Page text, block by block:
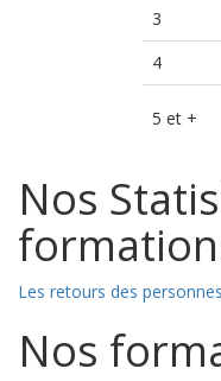
3
4
5 et +
Nos
Les retours des
Nos